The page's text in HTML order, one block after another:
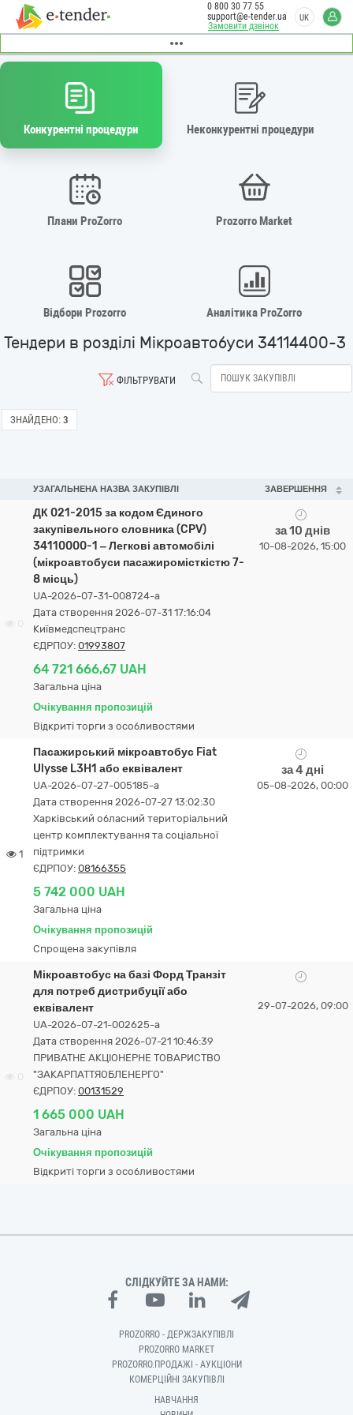
Замовити дзвінок
0 800 30 77 55
support@e-tender.ua
UK
Конкурентні процедури Неконкурентні процедури
Плани ProZorro Prozorro Market
Відбори Prozorro Аналітика ProZorro
Тендери в розділі Мікроавтобуси 34114400-3
ФІЛЬТРУВАТИ
ЗНАЙДЕНО: 3
УЗАГАЛЬНЕНА НАЗВА ЗАКУПІВЛІ ЗАВЕРШЕННЯ
ДК 021-2015 за кодом Єдиного
закупівельного словника (CPV)
34110000-1 ‒ Легкові автомобілі
(мікроавтобуси пасажиромісткістю 7-
8 місць)
UA-2026-07-31-008724-a
Дата створення 2026-07-31 17:16:04
Київмедспецтранс
ЄДРПОУ: 01993807
64 721 666,67 UAH
Загальна ціна
Очікування пропозицій
Відкриті торги з особливостями
за 10 днів
10-08-2026, 15:00
1
Пасажирський мікроавтобус Fiat
Ulysse L3H1 або еквівалент
UA-2026-07-27-005185-a
Дата створення 2026-07-27 13:02:30
Харківський обласний територіальний
центр комплектування та соціальної
підтримки
ЄДРПОУ: 08166355
5 742 000 UAH
Загальна ціна
Очікування пропозицій
Спрощена закупівля
за 4 дні
05-08-2026, 00:00
Мікроавтобус на базі Форд Транзіт
для потреб дистрибуції або
еквівалент
UA-2026-07-21-002625-a
Дата створення 2026-07-21 10:46:39
ПРИВАТНЕ АКЦІОНЕРНЕ ТОВАРИСТВО
"ЗАКАРПАТТЯОБЛЕНЕРГО"
ЄДРПОУ: 00131529
1 665 000 UAH
Загальна ціна
Очікування пропозицій
Відкриті торги з особливостями
29-07-2026, 09:00
СЛІДКУЙТЕ ЗА НАМИ:
PROZORRO - ДЕРЖЗАКУПІВЛІ
PROZORRO MARKET
PROZORRO.ПРОДАЖІ - АУКЦІОНИ
КОМЕРЦІЙНІ ЗАКУПІВЛІ
НАВЧАННЯ